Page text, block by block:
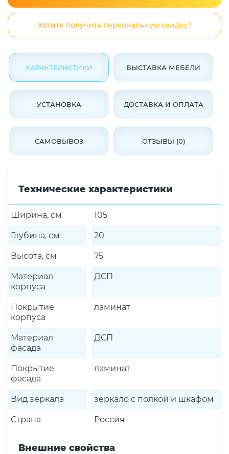
Хотите получить персональную скидку?
ХАРАКТЕРИСТИКИ ВЫСТАВКА МЕБЕЛИ
УСТАНОВКА ДОСТАВКА И ОПЛАТА
САМОВЫВОЗ ОТЗЫВЫ (0)
Технические характеристики
Ширина, см 105
Глубина, см 20
Высота, см 75
Материал
корпуса
ДСП
Покрытие
корпуса
ламинат
Материал
фасада
ДСП
Покрытие
фасада
ламинат
Вид зеркала зеркало с полкой и шкафом
Страна Россия
Внешние свойства